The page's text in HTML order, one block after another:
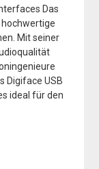
Das
hochwertige
Mit seiner
Digiface USB
ideal für den